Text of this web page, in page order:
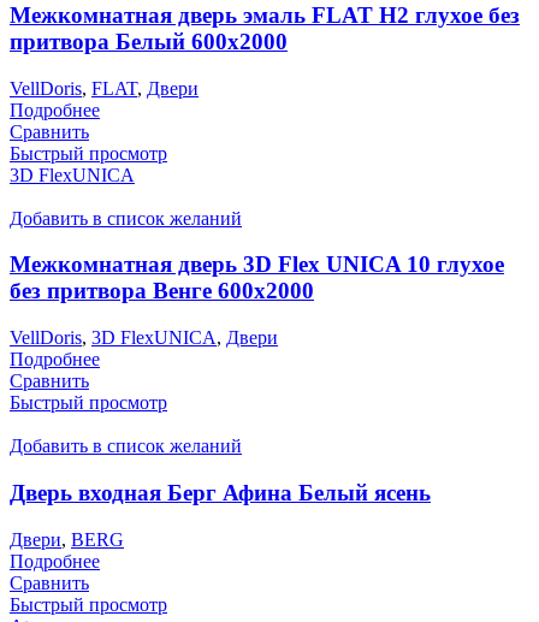
Межкомнатная дверь эмаль FLAT H2 глухое без
притвора Белый 600х2000
VellDoris, FLAT, Двери
Подробнее
Сравнить
Быстрый просмотр
3D FlexUNICA
Добавить в список желаний
Межкомнатная дверь 3D Flex UNICA 10 глухое
без притвора Венге 600х2000
VellDoris, 3D FlexUNICA, Двери
Подробнее
Сравнить
Быстрый просмотр
Добавить в список желаний
Дверь входная Берг Афина Белый ясень
Двери, BERG
Подробнее
Сравнить
Быстрый просмотр